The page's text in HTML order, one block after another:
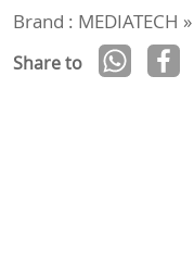
Brand : MEDIATECH »
Share to